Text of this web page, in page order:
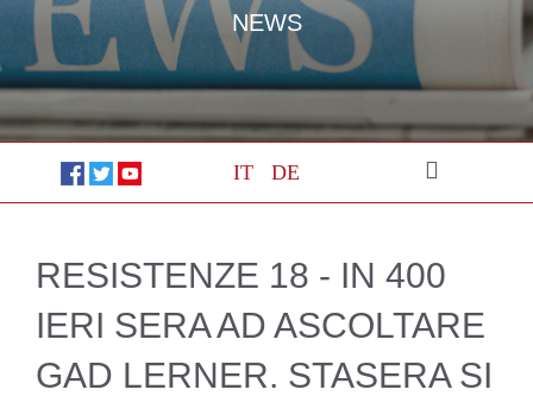
NEWS
IT DE
RESISTENZE 18 - IN 400
IERI SERA AD ASCOLTARE
GAD LERNER. STASERA SI